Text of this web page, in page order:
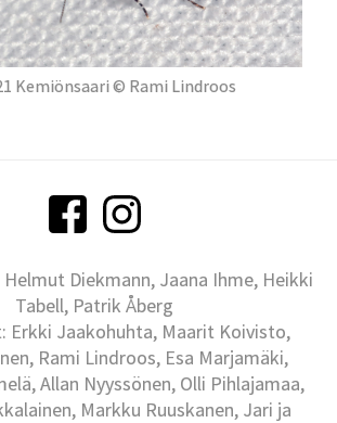
Kemiönsaari © Rami Lindroos
Diekmann, Jaana Ihme, Heikki
Tabell, Patrik Åberg
Erkki Jaakohuhta, Maarit Koivisto,
Rami Lindroos, Esa Marjamäki,
Allan Nyyssönen, Olli Pihlajamaa,
Markku Ruuskanen, Jari ja